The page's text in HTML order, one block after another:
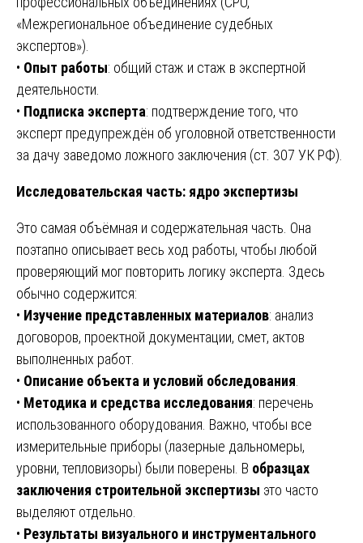
«Межрегиональное объединение судебных
экспертов»).
• Опыт работы: общий стаж и стаж в экспертной
деятельности.
• Подписка эксперта: подтверждение того, что
эксперт предупреждён об уголовной ответственности
за дачу заведомо ложного заключения (ст. 307 УК РФ).
Исследовательская часть: ядро экспертизы
Это самая объёмная и содержательная часть. Она
поэтапно описывает весь ход работы, чтобы любой
проверяющий мог повторить логику эксперта. Здесь
обычно содержится:
• Изучение представленных материалов: анализ
договоров, проектной документации, смет, актов
выполненных работ.
• Описание объекта и условий обследования
• Методика и средства исследования: перечень
использованного оборудования. Важно, чтобы все
измерительные приборы (лазерные дальномеры,
уровни, тепловизоры) были поверены. В образцах
заключения строительной экспертизы это часто
выделяют отдельно.
• Результаты визуального и инструментального